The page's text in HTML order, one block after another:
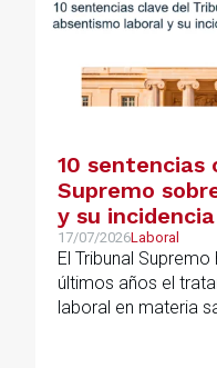
10 sentencias
Supremo
y su
17/07/2026Laboral
El Tribunal
últimos años el
laboral en materia